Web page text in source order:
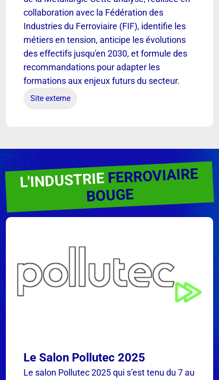
collaboration avec la Fédération des
Industries du Ferroviaire (FIF), identifie les
métiers en tension, anticipe les évolutions
des effectifs jusqu'en 2030, et formule des
recommandations pour adapter les
formations aux enjeux futurs du secteur.
Site externe
L'INDUSTRIEFERROVIAIRE
BOUGE
Le Salon Pollutec 2025
Le salon Pollutec 2025 qui s’est tenu du 7 au